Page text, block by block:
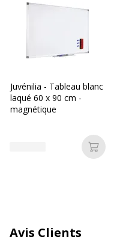
Matériau de surface
Taille Tableau / Chevalet
Catégorie
de couleur
Coins
Juvénilia - Tableau blanc
laqué 60 x 90 cm -
magnétique
Avis Clients